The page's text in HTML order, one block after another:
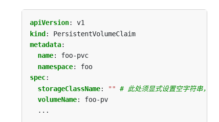
apiVersion:
v1
kind:
PersistentVolumeClaim
metadata:
name:
foo-pvc
namespace:
foo
spec:
storageClassName: ""
# 此处须显式设置空字符串，
volumeName:
foo-pv
...